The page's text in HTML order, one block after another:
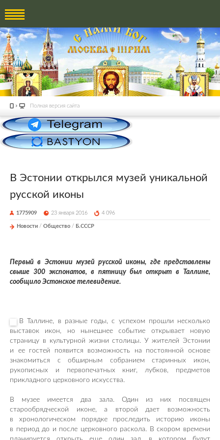
Полная версия сайта
В Эстонии открылся музей уникальной
русской иконы
1775909 23 января 2016 4 096
Новости / Общество / Б.СССР
Первый в Эстонии музей русской иконы, где представлены
свыше 300 экспонатов, в пятницу был открыт в Таллине,
сообщило Эстонское телевидение.
В Таллине, в разные годы, с успехом прошли несколько
выставок икон, но нынешнее событие открывает новую
страницу в культурной жизни столицы. У жителей Эстонии
и ее гостей появится возможность на постоянной основе
знакомиться с обширным собранием старинных икон,
рукописных и первопечатных книг, лубков, предметов
прикладного церковного искусства.
В музее имеется два зала. Один из них посвящен
старообрядческой иконе, а второй дает возможность
в хронологическом порядке проследить историю иконы
в период до и после церковного раскола. В скором времени